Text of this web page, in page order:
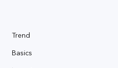
Trend
Basics